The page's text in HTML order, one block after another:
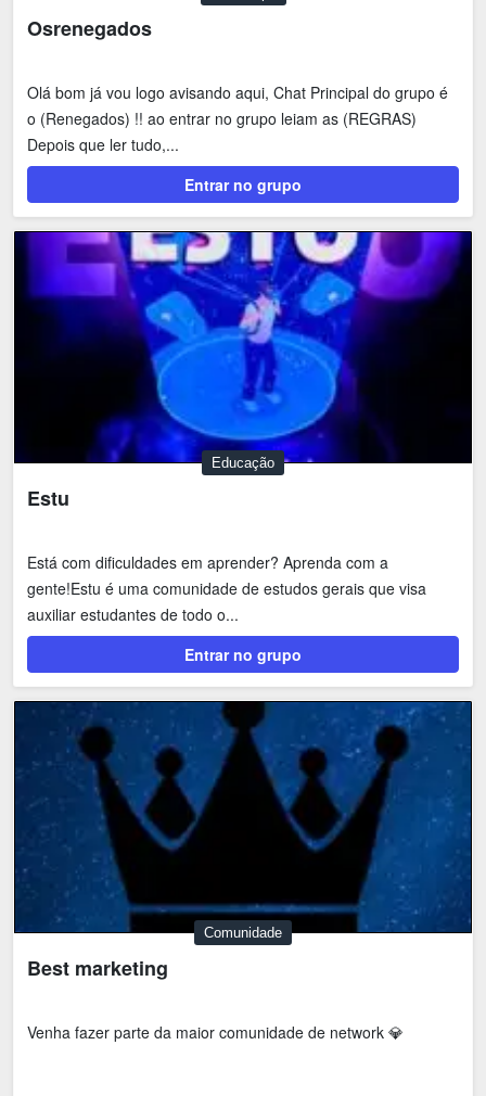
Osrenegados
Olá bom já vou logo avisando aqui, Chat Principal do grupo é
o (Renegados) !! ao entrar no grupo leiam as (REGRAS)
Depois que ler tudo,...
Entrar no grupo
Educação
Estu
Está com dificuldades em aprender? Aprenda com a
gente!Estu é uma comunidade de estudos gerais que visa
auxiliar estudantes de todo o...
Entrar no grupo
Comunidade
Best marketing
Venha fazer parte da maior comunidade de network 💎